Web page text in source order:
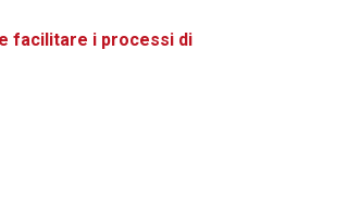
e facilitare i processi di